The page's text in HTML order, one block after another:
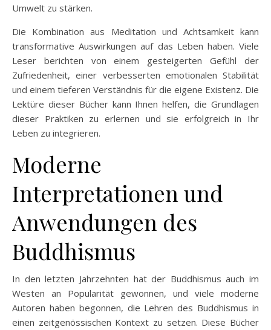
Umwelt zu stärken.
Die Kombination aus Meditation und Achtsamkeit kann
transformative Auswirkungen auf das Leben haben. Viele
Leser berichten von einem gesteigerten Gefühl der
Zufriedenheit, einer verbesserten emotionalen Stabilität
und einem tieferen Verständnis für die eigene Existenz. Die
Lektüre dieser Bücher kann Ihnen helfen, die Grundlagen
dieser Praktiken zu erlernen und sie erfolgreich in Ihr
Leben zu integrieren.
Moderne
Interpretationen und
Anwendungen des
Buddhismus
In den letzten Jahrzehnten hat der Buddhismus auch im
Westen an Popularität gewonnen, und viele moderne
Autoren haben begonnen, die Lehren des Buddhismus in
einen zeitgenössischen Kontext zu setzen. Diese Bücher